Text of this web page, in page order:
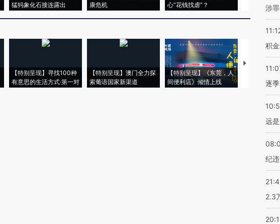
猛犸象化石接连露出
康危机
心“花钱找虐”？
【特别呈现】寻找100种
有意思的生活方式·第一对
【特别呈现】澳门全力探
索葡语国家新渠道
【特别呈现】《东莞，人
间便利店》倾情上线
【推广】走
会，让数智
涉
积
逐
远
纪
2.3